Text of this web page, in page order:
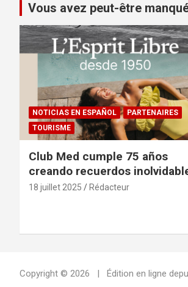
Vous avez peut-être
NOTICIAS EN ESPAÑOL
PARTENAIRES
TOURISME
Club Med cumple 75 años
creando recuerdos
18 juillet 2025 Rédacteur
Copyright © 2026 Édition en ligne